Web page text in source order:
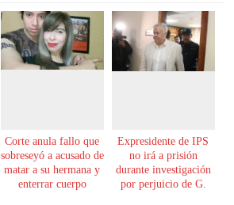
Corte anula fallo que
sobreseyó a acusado de
matar a su hermana y
enterrar cuerpo
Expresidente de IPS
no irá a prisión
durante investigación
por perjuicio de G.